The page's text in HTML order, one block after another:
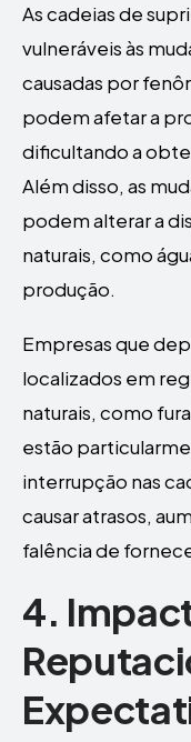
As cadeias de
vulneráveis às
causadas por
podem afetar a
dificultando a
Além disso, as
podem alterar a
naturais, como
produção.
Empresas que
localizados em
naturais, como
estão
interrupção nas
causar atrasos,
falência de
4.